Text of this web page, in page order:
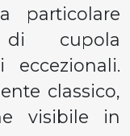
cupola
eccezionali.
classico,
visibile in